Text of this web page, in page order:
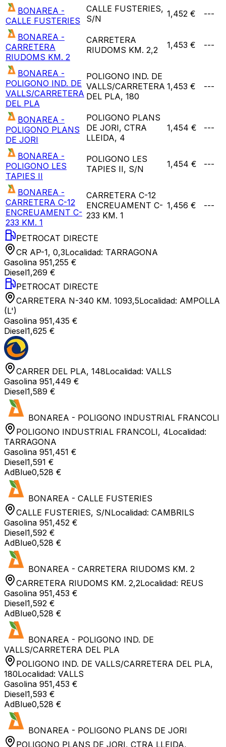
BONAREA -
CALLE FUSTERIES
CALLE FUSTERIES,
S/N
1,452 € ---
BONAREA -
CARRETERA
RIUDOMS KM. 2
CARRETERA
RIUDOMS KM. 2,2
1,453 € ---
BONAREA -
POLIGONO IND. DE
VALLS/CARRETERA
DEL PLA
POLIGONO IND. DE
VALLS/CARRETERA
DEL PLA, 180
1,453 € ---
BONAREA -
POLIGONO PLANS
DE JORI
POLIGONO PLANS
DE JORI, CTRA
LLEIDA, 4
1,454 € ---
BONAREA -
POLIGONO LES
TAPIES II
POLIGONO LES
TAPIES II, S/N
1,454 € ---
BONAREA -
CARRETERA C-12
ENCREUAMENT C-
233 KM. 1
CARRETERA C-12
ENCREUAMENT C-
233 KM. 1
1,456 € ---
PETROCAT DIRECTE
CR AP-1, 0,3Localidad: TARRAGONA
Gasolina 951,255 €
Diesel1,269 €
PETROCAT DIRECTE
CARRETERA N-340 KM. 1093,5Localidad: AMPOLLA
(L')
Gasolina 951,435 €
Diesel1,625 €
CARRER DEL PLA, 148Localidad: VALLS
Gasolina 951,449 €
Diesel1,589 €
BONAREA - POLIGONO INDUSTRIAL FRANCOLI
POLIGONO INDUSTRIAL FRANCOLI, 4Localidad:
TARRAGONA
Gasolina 951,451 €
Diesel1,591 €
AdBlue0,528 €
BONAREA - CALLE FUSTERIES
CALLE FUSTERIES, S/NLocalidad: CAMBRILS
Gasolina 951,452 €
Diesel1,592 €
AdBlue0,528 €
BONAREA - CARRETERA RIUDOMS KM. 2
CARRETERA RIUDOMS KM. 2,2Localidad: REUS
Gasolina 951,453 €
Diesel1,592 €
AdBlue0,528 €
BONAREA - POLIGONO IND. DE
VALLS/CARRETERA DEL PLA
POLIGONO IND. DE VALLS/CARRETERA DEL PLA,
180Localidad: VALLS
Gasolina 951,453 €
Diesel1,593 €
AdBlue0,528 €
BONAREA - POLIGONO PLANS DE JORI
POLIGONO PLANS DE JORI, CTRA LLEIDA,